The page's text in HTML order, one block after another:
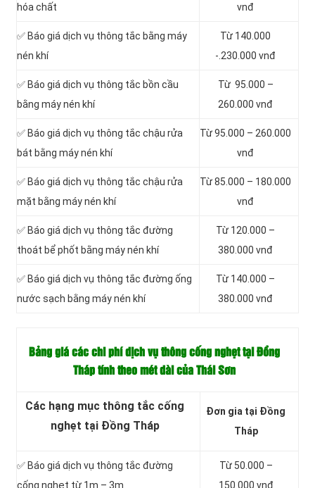
hóa chất
vnđ
✅ Báo giá dịch vụ thông tắc bằng máy
nén khí
Từ 140.000
-.230.000 vnđ
✅ Báo giá dịch vụ thông tắc bồn cầu
bằng máy nén khí
Từ 95.000 –
260.000 vnđ
✅ Báo giá dịch vụ thông tắc chậu rửa
bát bằng máy nén khí
Từ 95.000 – 260.000
vnđ
✅ Báo giá dịch vụ thông tắc chậu rửa
mặt bằng máy nén khí
Từ 85.000 – 180.000
vnđ
✅ Báo giá dịch vụ thông tắc đường
thoát bể phốt bằng máy nén khí
Từ 120.000 –
380.000 vnđ
✅ Báo giá dịch vụ thông tắc đường ống
nước sạch bằng máy nén khí
Từ 140.000 –
380.000 vnđ
Bảng giá các chi phí dịch vụ thông cống nghẹt tại Đồng
Tháp tính theo mét dài của Thái Sơn
Các hạng mục thông tắc cống
nghẹt tại Đồng Tháp
Đơn gia tại Đồng
Tháp
✅ Báo giá dịch vụ thông tắc đường
cống nghẹt từ 1m – 3m.
Từ 50.000 –
150.000 vnđ